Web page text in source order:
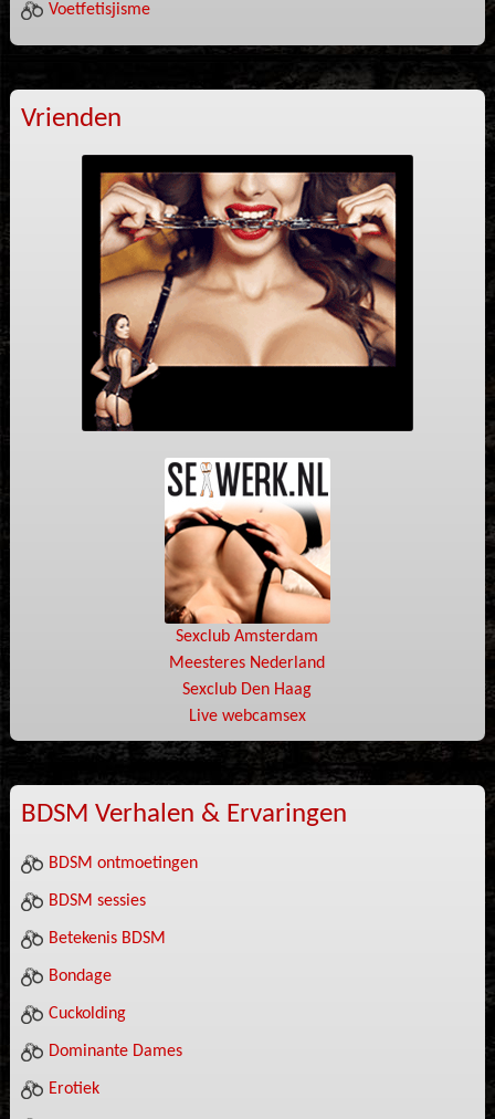
Voetfetisjisme
Vrienden
Sexclub Amsterdam
Meesteres Nederland
Sexclub Den Haag
Live webcamsex
BDSM Verhalen & Ervaringen
BDSM ontmoetingen
BDSM sessies
Betekenis BDSM
Bondage
Cuckolding
Dominante Dames
Erotiek